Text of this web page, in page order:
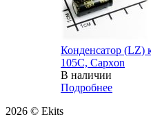
Конденсатор
105С, Capxon
В наличии
Подробнее
2026 © Ekits